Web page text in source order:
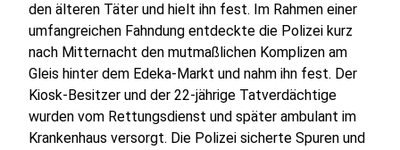
den älteren Täter und hielt ihn fest. Im Rahmen einer
umfangreichen Fahndung entdeckte die Polizei kurz
nach Mitternacht den mutmaßlichen Komplizen am
Gleis hinter dem Edeka-Markt und nahm ihn fest. Der
Kiosk-Besitzer und der 22-jährige Tatverdächtige
wurden vom Rettungsdienst und später ambulant im
Krankenhaus versorgt. Die Polizei sicherte Spuren und